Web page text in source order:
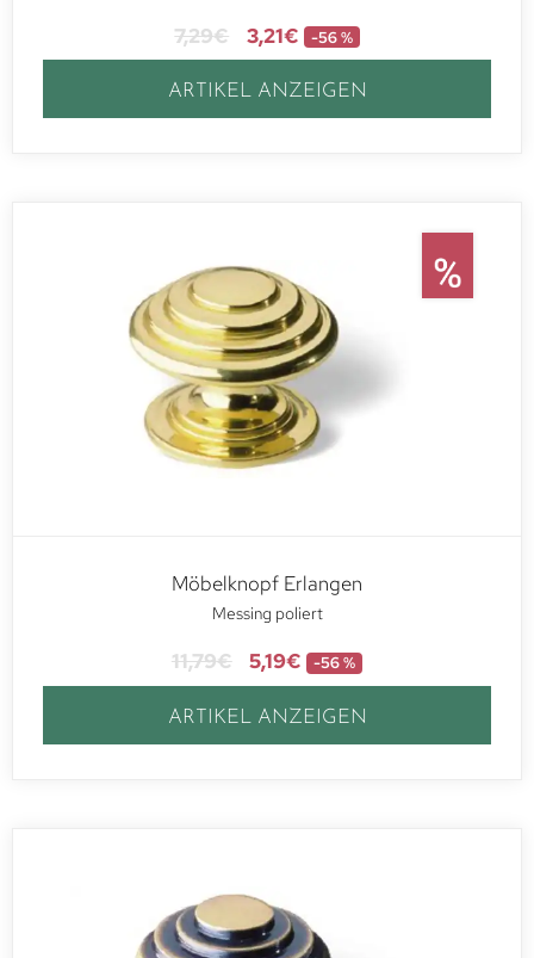
7,29€ 3,21€ -56 %
ARTIKEL ANZEIGEN
Möbelknopf Erlangen
Messing poliert
11,79€ 5,19€ -56 %
ARTIKEL ANZEIGEN